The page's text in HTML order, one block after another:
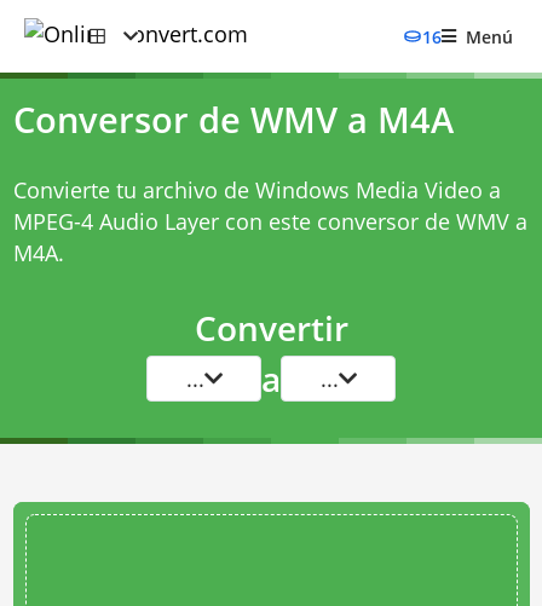
16 Menú
Conversor de WMV a M4A
Convierte tu archivo de Windows Media Video a
MPEG-4 Audio Layer con este conversor de WMV a
M4A.
Convertir
... a ...